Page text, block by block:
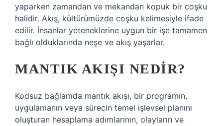
yaparken zamandan ve mekandan kopuk bir coşku
halidir. Akış, kültürümüzde coşku kelimesiyle ifade
edilir. İnsanlar yeteneklerine uygun bir işe tamamen
bağlı olduklarında neşe ve akış yaşarlar.
MANTIK AKIŞI NEDIR?
Kodsuz bağlamda mantık akışı, bir programın,
uygulamanın veya sürecin temel işlevsel planını
oluşturan hesaplama adımlarının, olayların ve